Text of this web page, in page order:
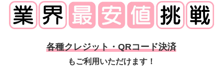
各種クレジット・QRコード決済
もご利用いただけます！